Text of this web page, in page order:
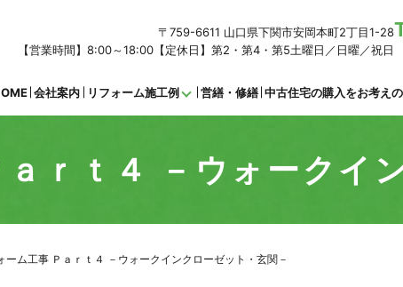
会社案内 リフォーム施工例 営繕・修繕 中古住宅の購入をお考え
〒759-6611 山口県下関市安岡本町2丁目1-28
【営業時間】8:00～18:00【定休日】第2・第4・第5土曜日／日曜／祝日
ｒｔ４ －ウォークイ
ーム工事 Ｐａｒｔ４ －ウォークインクローゼット・玄関－